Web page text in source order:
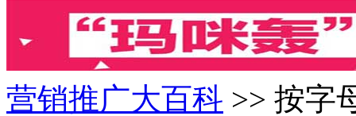
营销推广大百科 >> 按字